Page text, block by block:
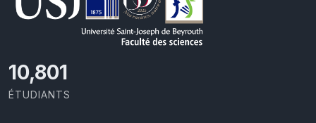
11,418
ÉTUDIANTS